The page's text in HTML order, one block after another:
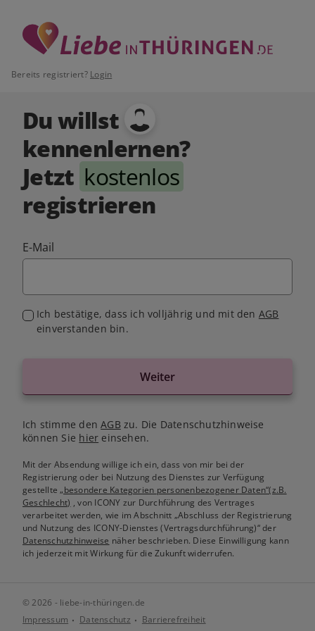
Bereits registriert? Login
Du willst
kennenlernen?
Jetzt kostenlos
registrieren
E-Mail
Ich bestätige, dass ich volljährig und mit den AGB
einverstanden bin.
Weiter
Ich stimme denAGB zu. Die Datenschutzhinweise
können Sie hier einsehen.
Mit der Absendung willige ich ein, dass von mir bei der
Registrierung oder bei Nutzung des Dienstes zur Verfügung
gestellte„besondere Kategorien personenbezogener Daten“(z.B.
Geschlecht) , von ICONY zur Durchführung des Vertrages
verarbeitet werden, wie im Abschnitt „Abschluss der Registrierung
und Nutzung des ICONY-Dienstes (Vertragsdurchführung)“ der
Datenschutzhinweise näher beschrieben. Diese Einwilligung kann
ich jederzeit mit Wirkung für die Zukunft widerrufen.
© 2026 - liebe-in-thüringen.de
Impressum
Datenschutz Barrierefreiheit